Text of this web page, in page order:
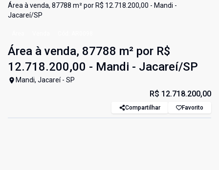
Área à venda, 87788 m² por R$ 12.718.200,00 - Mandi -
Jacareí/SP
Área à venda, 87788 m² por R$
12.718.200,00 - Mandi - Jacareí/SP
Mandi, Jacareí - SP
R$ 12.718.200,00
Compartilhar Favorito